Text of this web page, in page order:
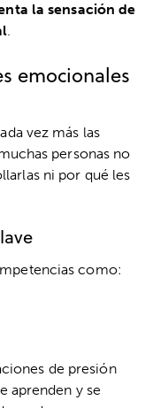
la sensación de
.
emocionales
vez más las
personas no
ni por qué les
como:
de presión
aprenden y se